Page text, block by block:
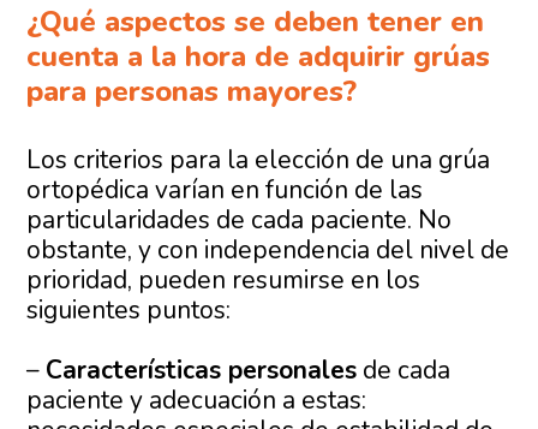
¿Qué aspectos se deben tener en
cuenta a la hora de adquirir grúas
para personas mayores?
Los criterios para la elección de una grúa
ortopédica varían en función de las
particularidades de cada paciente. No
obstante, y con independencia del nivel de
prioridad, pueden resumirse en los
siguientes puntos:
– Características personales de cada
paciente y adecuación a estas: